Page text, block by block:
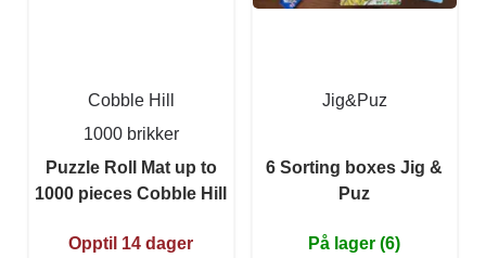
Cobble Hill
1000 brikker
Puzzle Roll Mat up to
1000 pieces Cobble Hill
Opptil 14 dager
Jig&Puz
6 Sorting boxes Jig &
Puz
På lager (6)